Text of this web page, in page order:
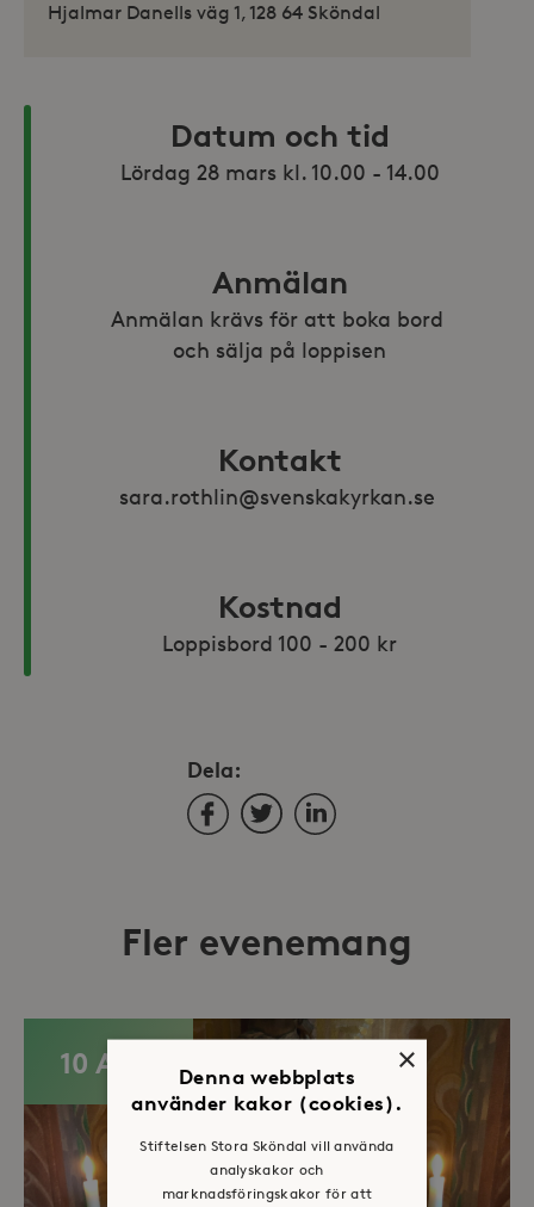
Hjalmar Danells väg 1, 128 64 Sköndal
Datum och tid
Lördag 28 mars kl. 10.00 - 14.00
Anmälan
Anmälan krävs för att boka bord
och sälja på loppisen
Kontakt
sara.rothlin@svenskakyrkan.se
Kostnad
Loppisbord 100 - 200 kr
Dela:
FacebookTwitterLinkedIn
Fler evenemang
10 AUG ×
Denna webbplats
använder kakor (cookies).
Stiftelsen Stora Sköndal vill använda
analyskakor och
marknadsföringskakor för att